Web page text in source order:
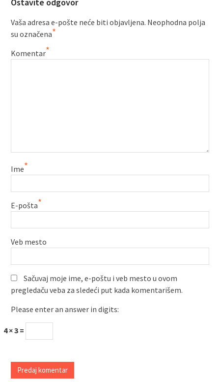
Ostavite odgovor
Vaša adresa e-pošte neće biti objavljena. Neophodna polja
su označena*
Komentar*
Ime*
E-pošta*
Veb mesto
Sačuvaj moje ime, e-poštu i veb mesto u ovom
pregledaču veba za sledeći put kada komentarišem.
Please enter an answer in digits:
4 × 3 =